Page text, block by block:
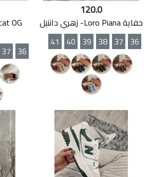
120.0
حفاية Loro Piana- زهري دانتيل
36
37
38
39
40
41
36
37